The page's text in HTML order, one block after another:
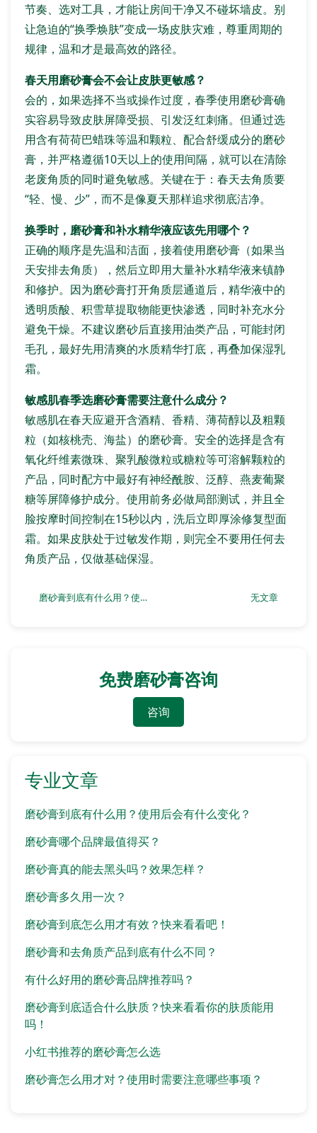
节奏、选对工具，才能让房间干净又不碰坏墙皮。别
让急迫的“换季焕肤”变成一场皮肤灾难，尊重周期的
规律，温和才是最高效的路径。
春天用磨砂膏会不会让皮肤更敏感？
会的，如果选择不当或操作过度，春季使用磨砂膏确
实容易导致皮肤屏障受损、引发泛红刺痛。但通过选
用含有荷荷巴蜡珠等温和颗粒、配合舒缓成分的磨砂
膏，并严格遵循10天以上的使用间隔，就可以在清除
老废角质的同时避免敏感。关键在于：春天去角质要
“轻、慢、少”，而不是像夏天那样追求彻底洁净。
换季时，磨砂膏和补水精华液应该先用哪个？
正确的顺序是先温和洁面，接着使用磨砂膏（如果当
天安排去角质），然后立即用大量补水精华液来镇静
和修护。因为磨砂膏打开角质层通道后，精华液中的
透明质酸、积雪草提取物能更快渗透，同时补充水分
避免干燥。不建议磨砂后直接用油类产品，可能封闭
毛孔，最好先用清爽的水质精华打底，再叠加保湿乳
霜。
敏感肌春季选磨砂膏需要注意什么成分？
敏感肌在春天应避开含酒精、香精、薄荷醇以及粗颗
粒（如核桃壳、海盐）的磨砂膏。安全的选择是含有
氧化纤维素微珠、聚乳酸微粒或糖粒等可溶解颗粒的
产品，同时配方中最好有神经酰胺、泛醇、燕麦葡聚
糖等屏障修护成分。使用前务必做局部测试，并且全
脸按摩时间控制在15秒以内，洗后立即厚涂修复型面
霜。如果皮肤处于过敏发作期，则完全不要用任何去
角质产品，仅做基础保湿。
磨砂膏到底有什么用？使用后会有什么变化？ 无文章
免费磨砂膏咨询
咨询
专业文章
磨砂膏到底有什么用？使用后会有什么变化？
磨砂膏哪个品牌最值得买？
磨砂膏真的能去黑头吗？效果怎样？
磨砂膏多久用一次？
磨砂膏到底怎么用才有效？快来看看吧！
磨砂膏和去角质产品到底有什么不同？
有什么好用的磨砂膏品牌推荐吗？
磨砂膏到底适合什么肤质？快来看看你的肤质能用
吗！
小红书推荐的磨砂膏怎么选
磨砂膏怎么用才对？使用时需要注意哪些事项？